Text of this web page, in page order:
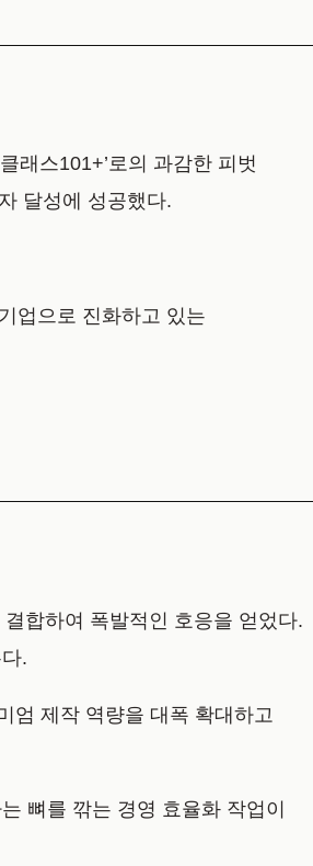
래스101+’로의 과감한 피벗
달성에 성공했다.
업으로 진화하고 있는
합하여 폭발적인 호응을 얻었다.
.
엄 제작 역량을 대폭 확대하고
뼈를 깎는 경영 효율화 작업이